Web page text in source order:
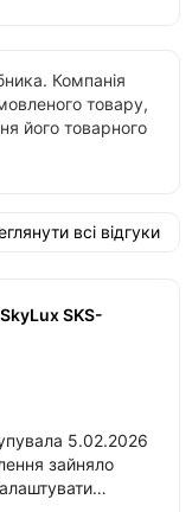
Компанія
товару,
його товарного
всі відгуки
SKS-
5.02.2026